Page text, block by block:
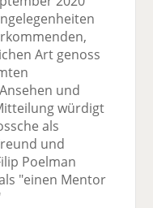
Art genoss
und
würdigt
als
und
Poelman
"einen Mentor